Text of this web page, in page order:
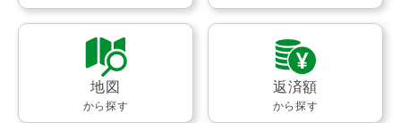
地図
から探す
返済額
から探す